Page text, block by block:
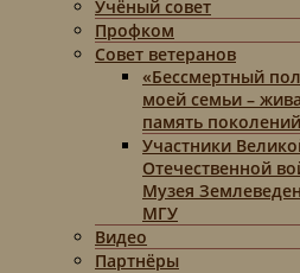
Учёный совет
Профком
Совет ветеранов
«Бессмертный
моей семьи –
память
Участники
Отечественной
Музея
МГУ
Видео
Партнёры